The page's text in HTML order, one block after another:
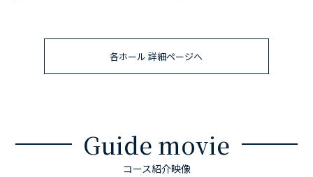
各ホール 詳細ページへ
Guide movie
コース紹介映像